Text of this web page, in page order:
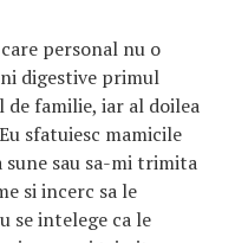
personal nu o
digestive primul
familie, iar al doilea
sfatuiesc mamicile
sune sau sa-mi trimita
si incerc sa le
se intelege ca le